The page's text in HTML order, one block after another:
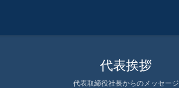
代表挨拶
代表取締役社長からのメッセージ